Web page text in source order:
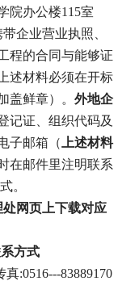
院办公楼115室
企业营业执照、
程的合同与能够证
述材料必须在开标
盖鲜章）。 外地企
记证、组织代码及
子邮箱（
上述材料
在邮件里注明联系
。
网页上下载对应
方式
真:0516---83889170